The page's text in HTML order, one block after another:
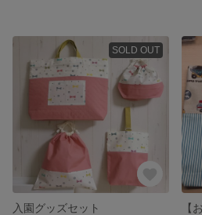
SOLD OUT
入園グッズセット